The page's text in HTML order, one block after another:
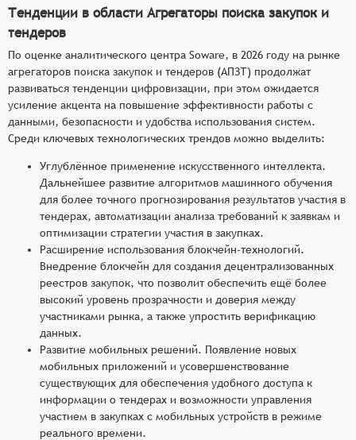
Тенденции в области Агрегаторы поиска закупок и
тендеров
По оценке аналитического центра Soware, в 2026 году на рынке
агрегаторов поиска закупок и тендеров (АПЗТ) продолжат
развиваться тенденции цифровизации, при этом ожидается
усиление акцента на повышение эффективности работы с
данными, безопасности и удобства использования систем.
Среди ключевых технологических трендов можно выделить:
Углублённое применение искусственного интеллекта.
Дальнейшее развитие алгоритмов машинного обучения
для более точного прогнозирования результатов участия в
тендерах, автоматизации анализа требований к заявкам и
оптимизации стратегии участия в закупках.
Расширение использования блокчейн-технологий.
Внедрение блокчейн для создания децентрализованных
реестров закупок, что позволит обеспечить ещё более
высокий уровень прозрачности и доверия между
участниками рынка, а также упростить верификацию
данных.
Развитие мобильных решений. Появление новых
мобильных приложений и усовершенствование
существующих для обеспечения удобного доступа к
информации о тендерах и возможности управления
участием в закупках с мобильных устройств в режиме
реального времени.